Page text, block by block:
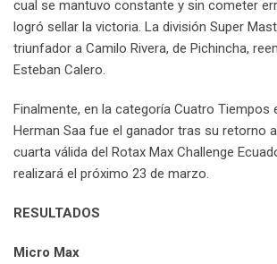
cual se mantuvo constante y sin cometer
logró sellar la victoria. La división Super
triunfador a Camilo Rivera, de Pichincha,
Esteban Calero.
Finalmente, en la categoría Cuatro Tiempos
Herman Saa fue el ganador tras su retorno
cuarta válida del Rotax Max Challenge
realizará el próximo 23 de marzo.
RESULTADOS
Micro Max